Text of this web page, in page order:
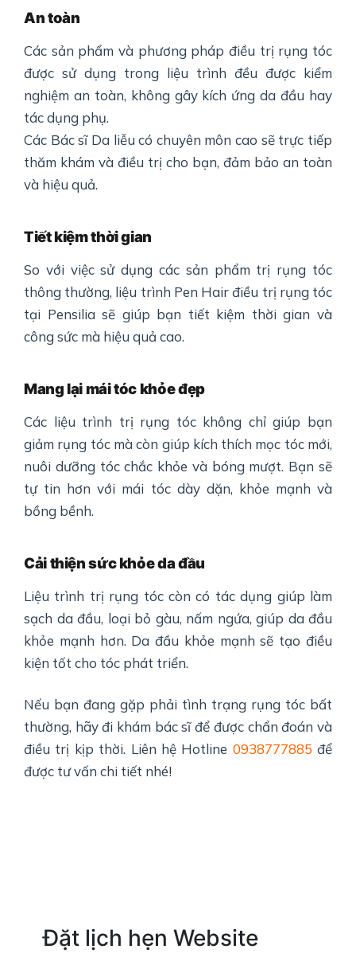
An toàn
Các sản phẩm và phương pháp điều trị rụng tóc
được sử dụng trong liệu trình đều được kiểm
nghiệm an toàn, không gây kích ứng da đầu hay
tác dụng phụ.
Các Bác sĩ Da liễu có chuyên môn cao sẽ trực tiếp
thăm khám và điều trị cho bạn, đảm bảo an toàn
và hiệu quả.
Tiết kiệm thời gian
So với việc sử dụng các sản phẩm trị rụng tóc
thông thường, liệu trình Pen Hair điều trị rụng tóc
tại Pensilia sẽ giúp bạn tiết kiệm thời gian và
công sức mà hiệu quả cao.
Mang lại mái tóc khỏe đẹp
Các liệu trình trị rụng tóc không chỉ giúp bạn
giảm rụng tóc mà còn giúp kích thích mọc tóc mới,
nuôi dưỡng tóc chắc khỏe và bóng mượt. Bạn sẽ
tự tin hơn với mái tóc dày dặn, khỏe mạnh và
bồng bềnh.
Cải thiện sức khỏe da đầu
Liệu trình trị rụng tóc còn có tác dụng giúp làm
sạch da đầu, loại bỏ gàu, nấm ngứa, giúp da đầu
khỏe mạnh hơn. Da đầu khỏe mạnh sẽ tạo điều
kiện tốt cho tóc phát triển.
Nếu bạn đang gặp phải tình trạng rụng tóc bất
thường, hãy đi khám bác sĩ để được chẩn đoán và
điều trị kịp thời. Liên hệ Hotline 0938777885 để
được tư vấn chi tiết nhé!